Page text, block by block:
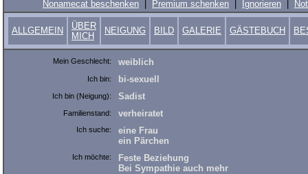
Nonamecat beschenken
Premium schenken Ignorieren
ALLGEMEIN
ÜBER
MICH
NEIGUNG BILD GALERIE GÄSTEBUCH
Mein Geschlecht: weiblich
Ich bin: bi-sexuell
Ich bin (Neigung): Sadist
Familienstand: verheiratet
Ich suche:
eine Frau
ein Pärchen
Ich möchte:
Feste Beziehung
Bei Sympathie auch mehr